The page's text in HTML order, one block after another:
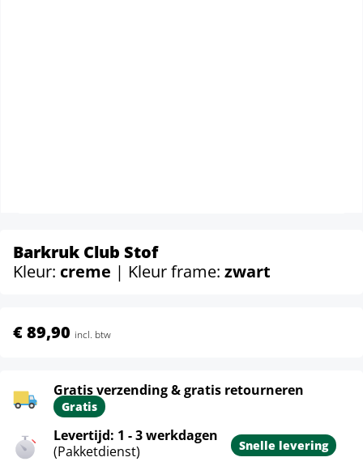
Barkruk Club Stof
Kleur: creme | Kleur frame: zwart
€ 89,90 incl. btw
Gratis verzending & gratis retourneren
Gratis
Levertijd: 1 - 3 werkdagen
(Pakketdienst)
Snelle levering